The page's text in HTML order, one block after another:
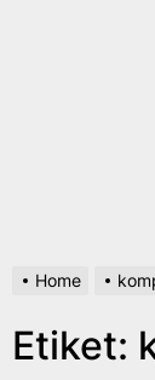
Home
Etiket: